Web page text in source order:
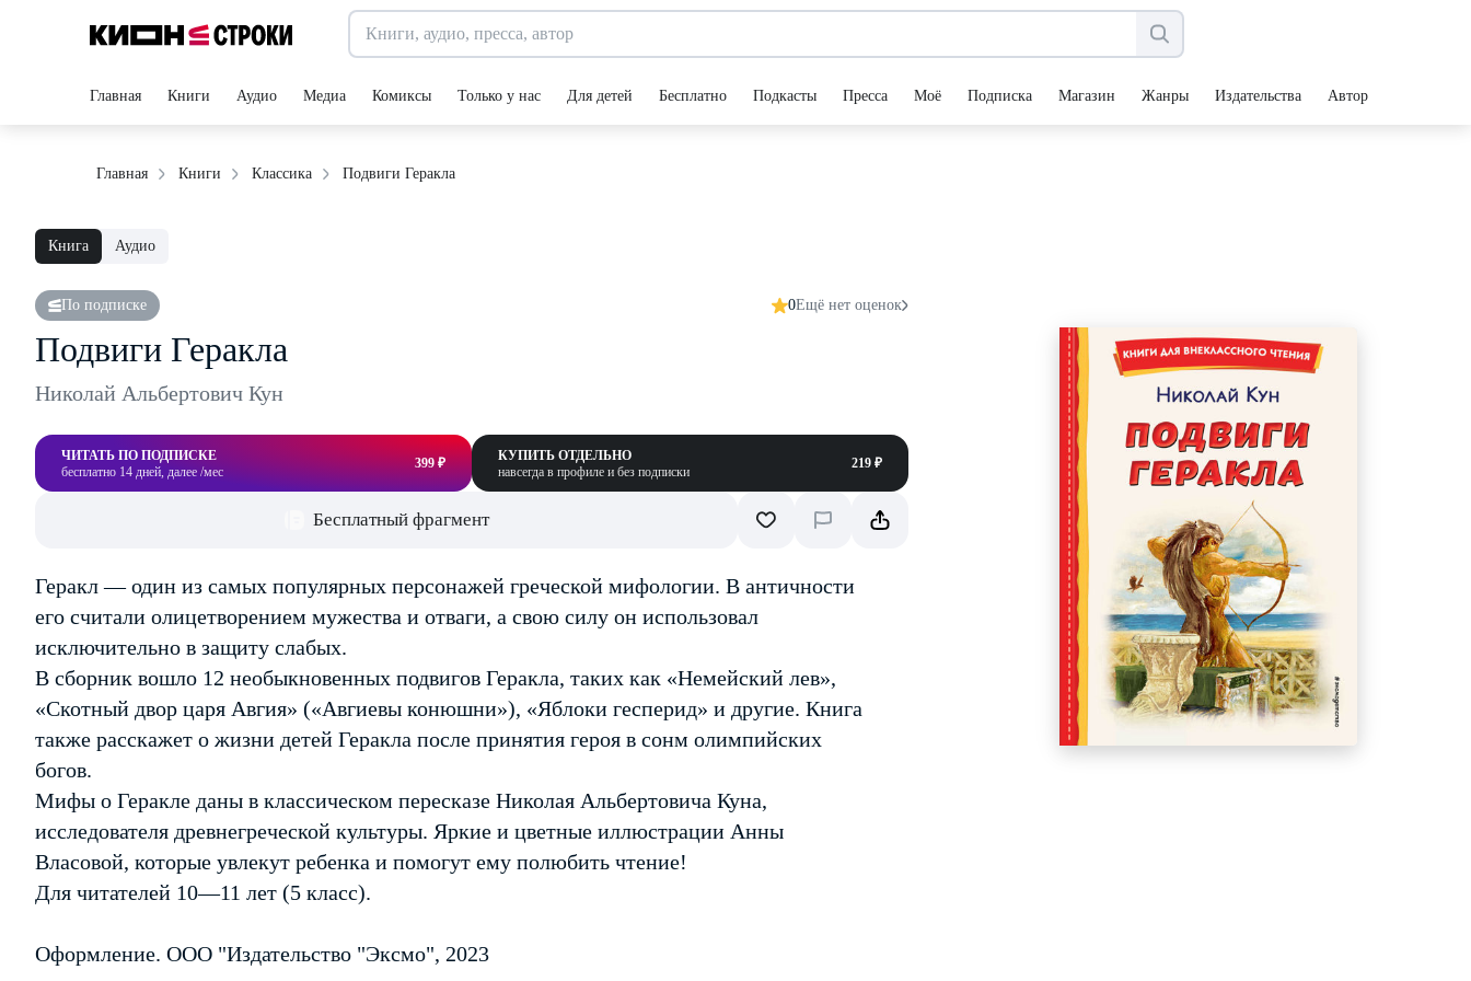
Главная Книги Аудио Медиа Комиксы Только у нас Для детей Бесплатно Подкасты Пресса Моё Подписка Магазин Жанры Издательства Авторы
Главная Книги Классика Подвиги Геракла
Книга Аудио
По подписке 0Ещё нет оценок
Подвиги Геракла
Николай Альбертович Кун
ЧИТАТЬ ПО ПОДПИСКЕ
бесплатно 14 дней, далее /мес
399 ₽
КУПИТЬ ОТДЕЛЬНО
навсегда в профиле и без подписки
219 ₽
Бесплатный фрагмент
Геракл — один из самых популярных персонажей греческой мифологии. В античности
его считали олицетворением мужества и отваги, а свою силу он использовал
исключительно в защиту слабых.
В сборник вошло 12 необыкновенных подвигов Геракла, таких как «Немейский лев»,
«Скотный двор царя Авгия» («Авгиевы конюшни»), «Яблоки гесперид» и другие. Книга
также расскажет о жизни детей Геракла после принятия героя в сонм олимпийских
богов.
Мифы о Геракле даны в классическом пересказе Николая Альбертовича Куна,
исследователя древнегреческой культуры. Яркие и цветные иллюстрации Анны
Власовой, которые увлекут ребенка и помогут ему полюбить чтение!
Для читателей 10—11 лет (5 класс).
Оформление. ООО "Издательство "Эксмо", 2023